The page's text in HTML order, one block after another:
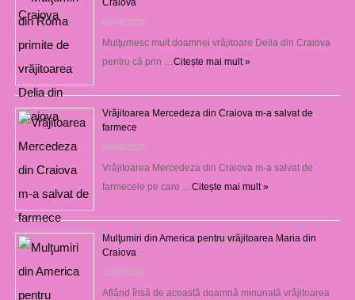
06/08/2026
Mulţumesc mult doamnei vrăjitoare Delia din Craiova
pentru că prin … Citește mai mult »
Vrăjitoarea Mercedeza din Craiova m-a salvat de
farmece
06/08/2026
Vrăjitoarea Mercedeza din Craiova m-a salvat de
farmecele pe care … Citește mai mult »
Mulţumiri din America pentru vrăjitoarea Maria din
Craiova
31/07/2026
Aflând însă de această doamnă minunată vrăjitoarea